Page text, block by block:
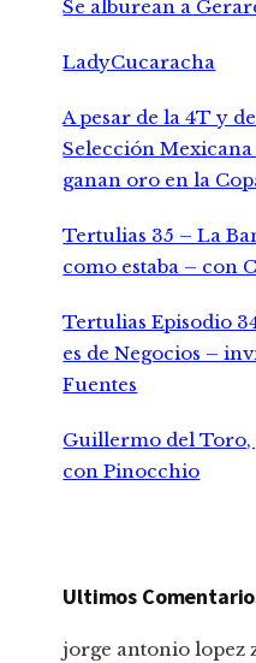
Se alburean a
LadyCucaracha
A pesar de la 4T y
Selección
ganan oro en la
Tertulias 35 – La
como estaba – con
Tertulias Episodio
es de Negocios –
Fuentes
Guillermo del Toro,
con Pinocchio
Ultimos
jorge antonio lopez